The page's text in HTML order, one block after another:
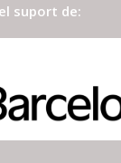
suport de: